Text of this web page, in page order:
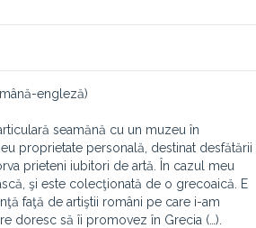
engleză)
seamănă cu un muzeu în
proprietate personală, destinat desfătării
prieteni iubitori de artă. În cazul meu
şi este colecţionată de o grecoaică. E
faţă de artiştii români pe care i-am
doresc să îi promovez în Grecia (…).